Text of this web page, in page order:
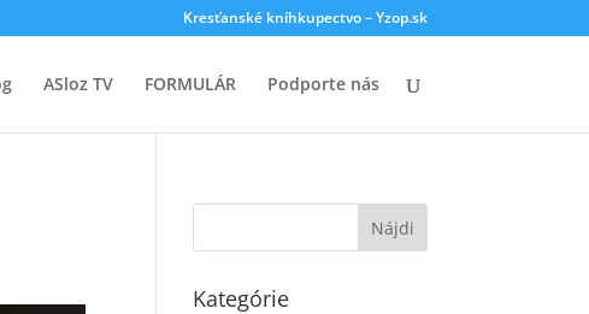
Kresťanské kníhkupectvo – Yzop.sk
ASloz TV FORMULÁR Podporte nás
Kategórie